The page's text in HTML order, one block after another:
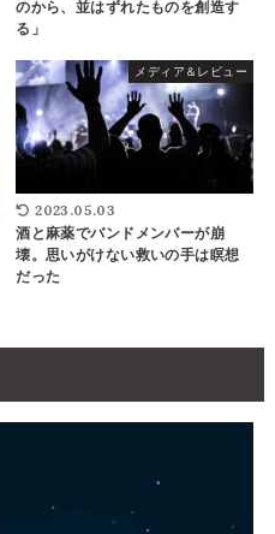
のから、並はずれたものを創造す
る」
メディア＆レビュー
2023.05.03
酒と麻薬でバンドメンバーが崩
壊。思いがけない救いの手は瞑想
だった